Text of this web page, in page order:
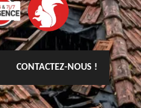
CONTACTEZ-NOUS !